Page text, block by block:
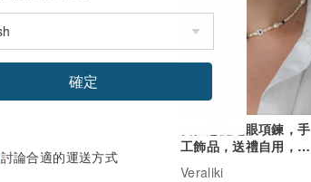
女性惡魔之眼項鍊，手
工飾品，送禮自用，教
Veraliki
討論合適的運送方式
確定